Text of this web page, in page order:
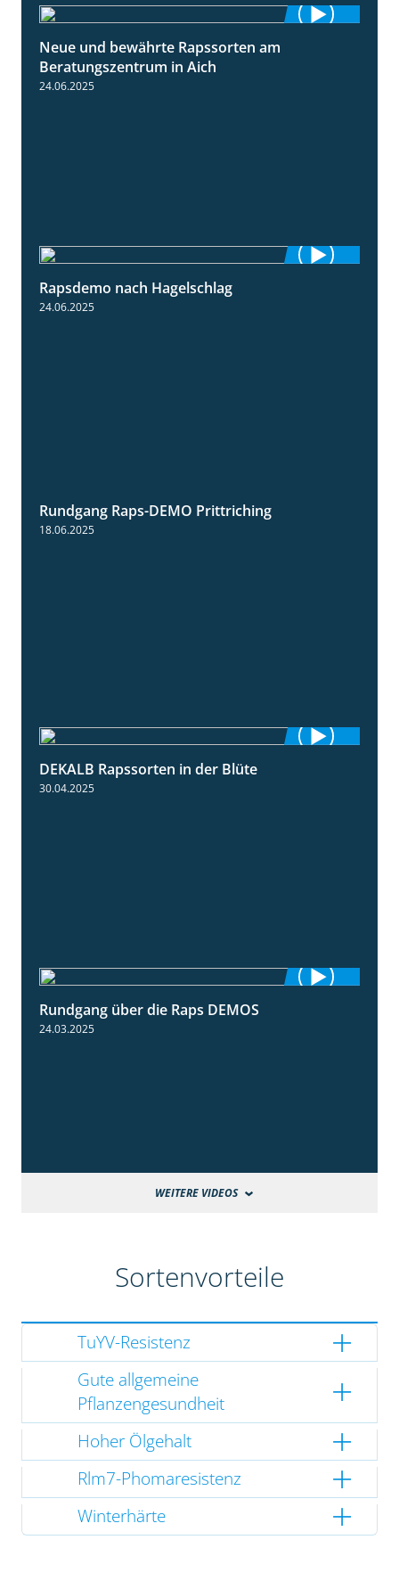
Neue und bewährte Rapssorten am
Beratungszentrum in Aich
24.06.2025
Rapsdemo nach Hagelschlag
24.06.2025
Rundgang Raps-DEMO Prittriching
DEKALB Rapssorten in der Blüte
30.04.2025
Rundgang über die Raps DEMOS
24.03.2025
WEITERE VIDEOS
Sortenvorteile
TuYV-Resistenz
Gute allgemeine
Pflanzengesundheit
Hoher Ölgehalt
Rlm7-Phomaresistenz
Winterhärte